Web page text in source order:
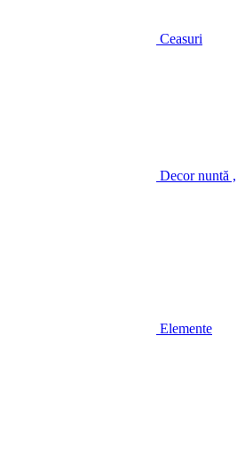
Ceasuri
Decor nuntă ,
Elemente